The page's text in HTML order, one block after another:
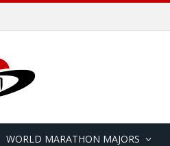
WORLD MARATHON MAJORS